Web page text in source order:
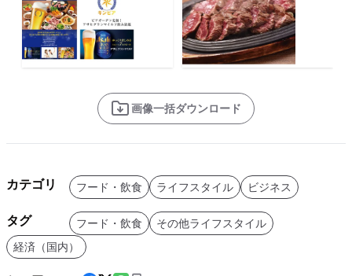
画像一括ダウンロード
カテゴリ フード・飲食 ライフスタイル ビジネス
タグ フード・飲食
その他ライフスタイル
経済（国内）